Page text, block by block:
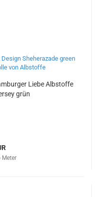
Liebe Albstoffe
grün
Meter